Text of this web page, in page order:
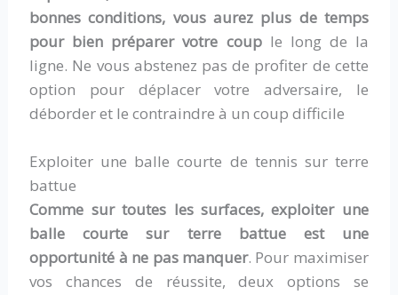
bonnes conditions, vous aurez plus de temps
pour bien préparer votre couple long de la
ligne. Ne vous abstenez pas de profiter de cette
option pour déplacer votre adversaire, le
déborder et le contraindre à un coup difficile
Exploiter une balle courte de tennis sur terre
battue
Comme sur toutes les surfaces, exploiter une
balle courte sur terre battue est une
opportunité à ne pas manquer. Pour maximiser
vos chances de réussite, deux options se